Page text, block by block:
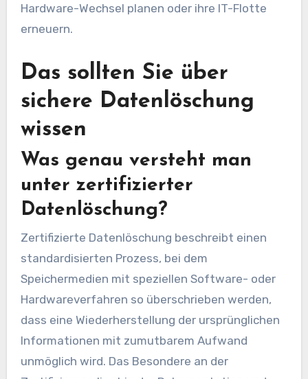
Hardware-Wechsel planen oder ihre IT-Flotte
erneuern.
Das sollten Sie über
sichere Datenlöschung
wissen
Was genau versteht man
unter zertifizierter
Datenlöschung?
Zertifizierte Datenlöschung beschreibt einen
standardisierten Prozess, bei dem
Speichermedien mit speziellen Software- oder
Hardwareverfahren so überschrieben werden,
dass eine Wiederherstellung der ursprünglichen
Informationen mit zumutbarem Aufwand
unmöglich wird. Das Besondere an der